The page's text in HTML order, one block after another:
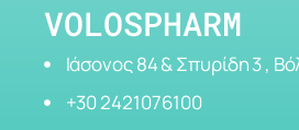
VOLOSPHARM
Ιάσονος 84 & Σπυρίδη 3 ,
+30 2421076100